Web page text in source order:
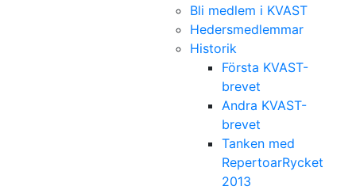
Bli medlem i KVAST
Hedersmedlemmar
Historik
Första KVAST-
brevet
Andra KVAST-
brevet
Tanken med
RepertoarRycket
2013